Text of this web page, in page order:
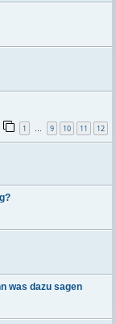
1 9 10 11 12
was dazu sagen